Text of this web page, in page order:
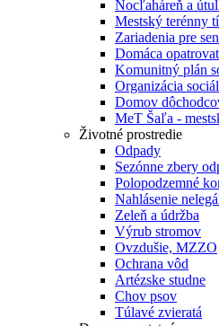
Nocľaháreň a
Mestský terénny
Zariadenia pre
Domáca
Komunitný plán
Organizácia
Domov
MeT Šaľa -
Životné prostredie
Odpady
Sezónne zbery
Polopodzemné
Nahlásenie
Zeleň a údržba
Výrub stromov
Ovzdušie, MZZO
Ochrana vôd
Artézske studne
Chov psov
Túlavé zvieratá